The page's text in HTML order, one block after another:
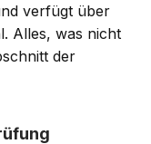
verfügt über
Alles, was nicht
der